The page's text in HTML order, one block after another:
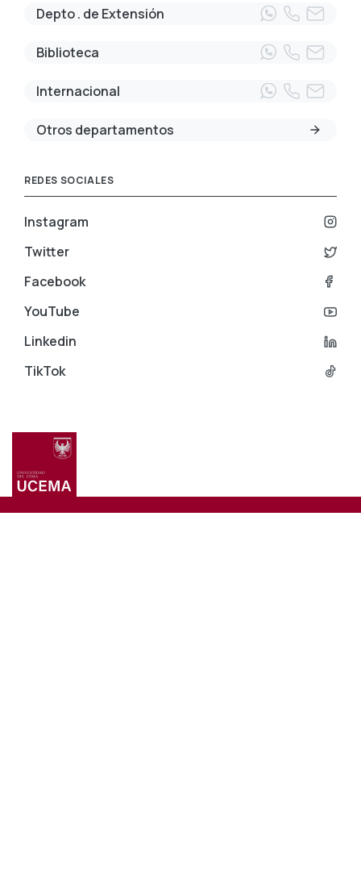
Depto . de Extensión
Biblioteca
Internacional
Otros departamentos
REDES SOCIALES
Instagram
Twitter
Facebook
YouTube
Linkedin
TikTok
Menú